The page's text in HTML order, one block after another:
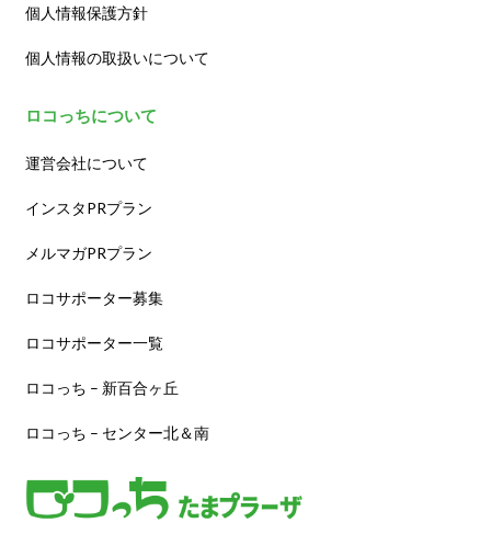
個人情報保護方針
個人情報の取扱いについて
ロコっちについて
運営会社について
インスタPRプラン
メルマガPRプラン
ロコサポーター募集
ロコサポーター一覧
ロコっち – 新百合ヶ丘
ロコっち – センター北＆南